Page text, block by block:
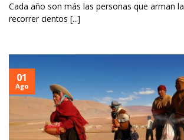
Cada año son más las personas que arman
recorrer cientos [...]
01
Ago